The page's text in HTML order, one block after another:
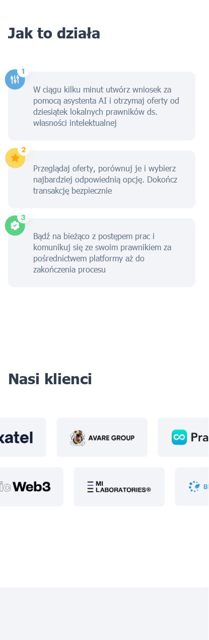
Jak to działa
W ciągu kilku minut utwórz wniosek za
pomocą asystenta AI i otrzymaj oferty od
dziesiątek lokalnych prawników ds.
własności intelektualnej
Przeglądaj oferty, porównuj je i wybierz
najbardziej odpowiednią opcję. Dokończ
transakcję bezpiecznie
Bądź na bieżąco z postępem prac i
komunikuj się ze swoim prawnikiem za
pośrednictwem platformy aż do
zakończenia procesu
Nasi klienci